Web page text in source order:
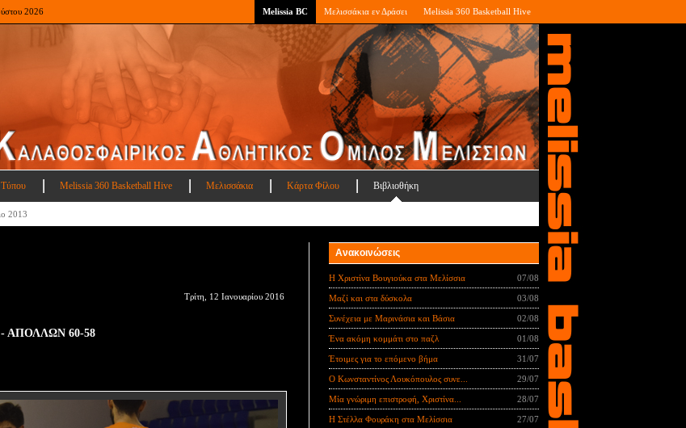
2026 Melissia BC Μελισσάκια εν Δράσει Melissia 360 Basketball Hive
Melissia 360 Basketball Hive Μελισσάκια Κάρτα Φίλου Βιβλιοθήκη
2013
Τρίτη, 12 Ιανουαρίου 2016
ΑΠΟΛΛΩΝ 60-58
Ανακοινώσεις
Η Χριστίνα Βουγιούκα στα Μελίσσια 07/08
Μαζί και στα δύσκολα 03/08
Συνέχεια με Μαρινάσια και Βάσια 02/08
Ένα ακόμη κομμάτι στο παζλ 01/08
Έτοιμες για το επόμενο βήμα 31/07
Ο Κωνσταντίνος Λουκόπουλος συνε... 29/07
Μία γνώριμη επιστροφή, Χριστίνα... 28/07
Η Στέλλα Φουράκη στα Μελίσσια 27/07